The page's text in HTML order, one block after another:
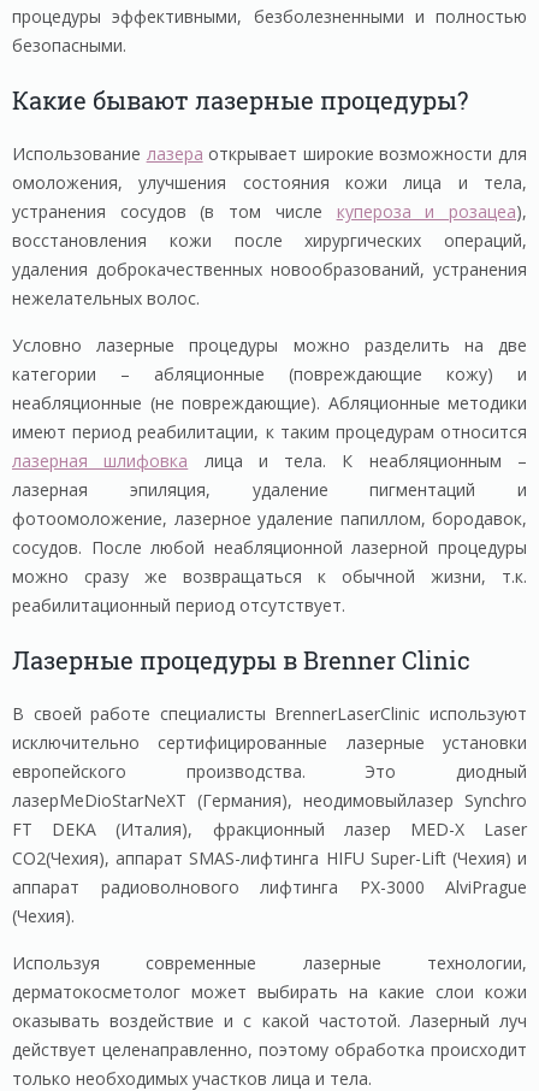
процедуры эффективными, безболезненными и полностью
безопасными.
Какие бывают лазерные процедуры?
Использование лазера открывает широкие возможности для
омоложения, улучшения состояния кожи лица и тела,
устранения сосудов (в том числе купероза и розацеа),
восстановления кожи после хирургических операций,
удаления доброкачественных новообразований, устранения
нежелательных волос.
Условно лазерные процедуры можно разделить на две
категории – абляционные (повреждающие кожу) и
неабляционные (не повреждающие). Абляционные методики
имеют период реабилитации, к таким процедурам относится
лазерная шлифовка лица и тела. К неабляционным –
лазерная эпиляция, удаление пигментаций и
фотоомоложение, лазерное удаление папиллом, бородавок,
сосудов. После любой неабляционной лазерной процедуры
можно сразу же возвращаться к обычной жизни, т.к.
реабилитационный период отсутствует.
Лазерные процедуры в Brenner Clinic
В своей работе специалисты BrennerLaserClinic используют
исключительно сертифицированные лазерные установки
европейского производства. Это диодный
лазерMeDioStarNeXT (Германия), неодимовыйлазер Synchro
FT DEKA (Италия), фракционный лазер MED-X Laser
CO2(Чехия), аппарат SMAS-лифтинга HIFU Super-Lift (Чехия) и
аппарат радиоволнового лифтинга PX-3000 AlviPrague
(Чехия).
Используя современные лазерные технологии,
дерматокосметолог может выбирать на какие слои кожи
оказывать воздействие и с какой частотой. Лазерный луч
действует целенаправленно, поэтому обработка происходит
только необходимых участков лица и тела.